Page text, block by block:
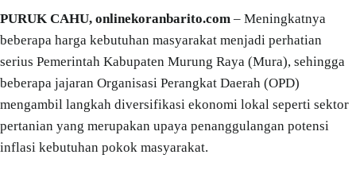
PURUK CAHU, onlinekoranbarito.com – Meningkatnya
beberapa harga kebutuhan masyarakat menjadi perhatian
serius Pemerintah Kabupaten Murung Raya (Mura), sehingga
beberapa jajaran Organisasi Perangkat Daerah (OPD)
mengambil langkah diversifikasi ekonomi lokal seperti sektor
pertanian yang merupakan upaya penanggulangan potensi
inflasi kebutuhan pokok masyarakat.